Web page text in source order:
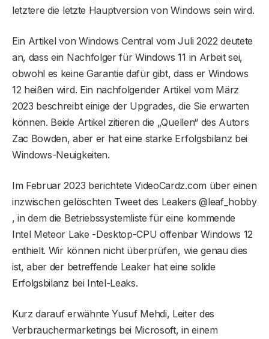
letztere die letzte Hauptversion von Windows sein wird.
Ein Artikel von Windows Central vom Juli 2022 deutete
an, dass ein Nachfolger für Windows 11 in Arbeit sei,
obwohl es keine Garantie dafür gibt, dass er Windows
12 heißen wird. Ein nachfolgender Artikel vom März
2023 beschreibt einige der Upgrades, die Sie erwarten
können. Beide Artikel zitieren die „Quellen“ des Autors
Zac Bowden, aber er hat eine starke Erfolgsbilanz bei
Windows-Neuigkeiten.
Im Februar 2023 berichtete VideoCardz.com über einen
inzwischen gelöschten Tweet des Leakers @leaf_hobby
, in dem die Betriebssystemliste für eine kommende
Intel Meteor Lake -Desktop-CPU offenbar Windows 12
enthielt. Wir können nicht überprüfen, wie genau dies
ist, aber der betreffende Leaker hat eine solide
Erfolgsbilanz bei Intel-Leaks.
Kurz darauf erwähnte Yusuf Mehdi, Leiter des
Verbrauchermarketings bei Microsoft, in einem